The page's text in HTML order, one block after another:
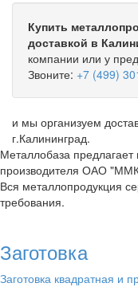
Купить
доставкой в
компании или у
Звоните: +7 (499)
и мы организуем
г.Калининград.
Металлобаза
производителя ОАО
Вся металлопродукция
требования.
Заготовка
Заготовка квадратная и